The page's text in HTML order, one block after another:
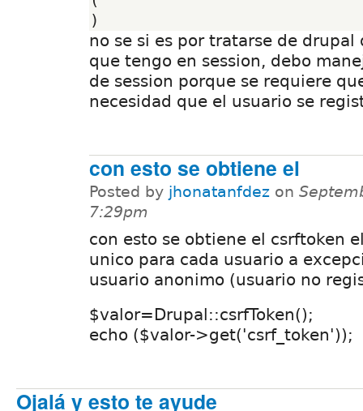
no se si es por tratarse de
que tengo en session, debo
de session porque se requiere
necesidad que el usuario se
con esto se obtiene el
Posted by jhonatanfdez on
7:29pm
con esto se obtiene el csrftoken
unico para cada usuario a
usuario anonimo (usuario no
$valor=Drupal::csrfToken();
echo ($valor->get('csrf_token'));
Ojalá y esto te ayude